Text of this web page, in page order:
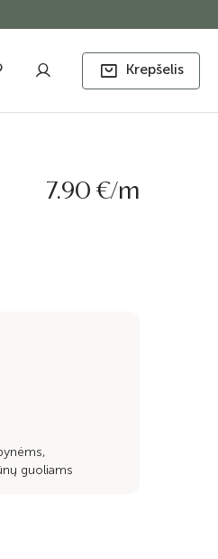
Krepšelis
7.90 €/m
guoliams